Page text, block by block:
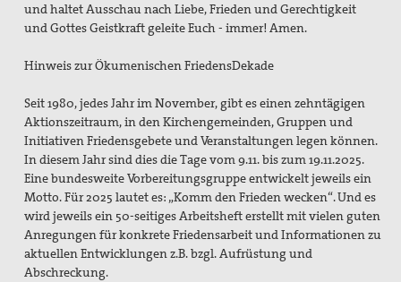
und haltet Ausschau nach Liebe, Frieden und Gerechtigkeit
und Gottes Geistkraft geleite Euch - immer! Amen.
Hinweis zur Ökumenischen FriedensDekade
Seit 1980, jedes Jahr im November, gibt es einen zehntägigen
Aktionszeitraum, in den Kirchengemeinden, Gruppen und
Initiativen Friedensgebete und Veranstaltungen legen können.
In diesem Jahr sind dies die Tage vom 9.11. bis zum 19.11.2025.
Eine bundesweite Vorbereitungsgruppe entwickelt jeweils ein
Motto. Für 2025 lautet es: „Komm den Frieden wecken“. Und es
wird jeweils ein 50-seitiges Arbeitsheft erstellt mit vielen guten
Anregungen für konkrete Friedensarbeit und Informationen zu
aktuellen Entwicklungen z.B. bzgl. Aufrüstung und
Abschreckung.